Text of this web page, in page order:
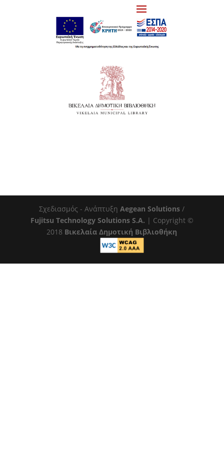
Σχεδιασμός - ΑνάπτυξηAegean Solutions /
Fujitsu Technology Solutions S.A. | Copyright ©
2018 Βικελαία Δημοτική Βιβλιοθήκη